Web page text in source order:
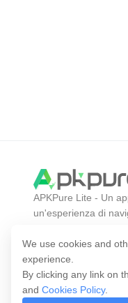
We use cookies and
experience.
By clicking any link on
and Cookies Policy.
APKPure Lite - Un
un'esperienza di
facile, veloce e